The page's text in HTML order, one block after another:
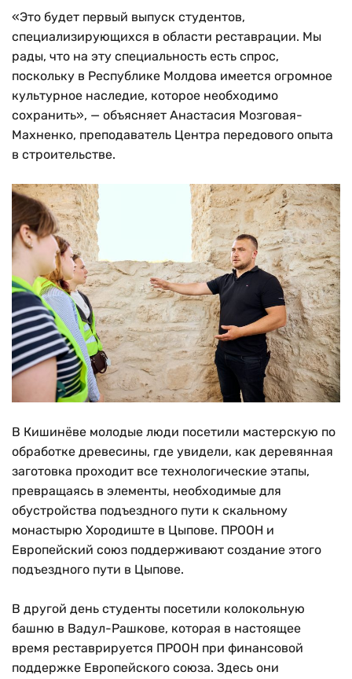
«Это будет первый выпуск студентов,
специализирующихся в области реставрации. Мы
рады, что на эту специальность есть спрос,
поскольку в Республике Молдова имеется огромное
культурное наследие, которое необходимо
сохранить», — объясняет Анастасия Мозговая-
Махненко, преподаватель Центра передового опыта
в строительстве.
В Кишинёве молодые люди посетили мастерскую по
обработке древесины, где увидели, как деревянная
заготовка проходит все технологические этапы,
превращаясь в элементы, необходимые для
обустройства подъездного пути к скальному
монастырю Хородиште в Цыпове. ПРООН и
Европейский союз поддерживают создание этого
подъездного пути в Цыпове.
В другой день студенты посетили колокольную
башню в Вадул-Рашкове, которая в настоящее
время реставрируется ПРООН при финансовой
поддержке Европейского союза. Здесь они